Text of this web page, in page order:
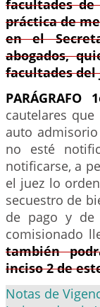
facultades
práctica de
en el
abogados,
facultades del
PARÁGRAFO
cautelares
auto
no esté
notificarse, a
el juez lo
secuestro de
de pago y de
comisionado
también
inciso 2 de
Notas de